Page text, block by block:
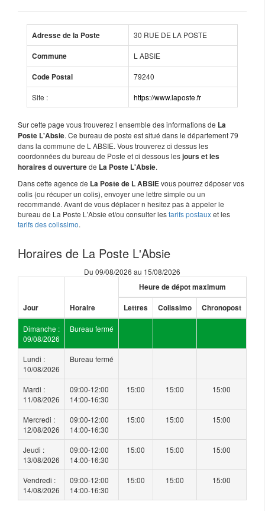
Adresse de la Poste 30 RUE DE LA POSTE
Commune L ABSIE
Code Postal 79240
Site : https://www.laposte.fr
Sur cette page vous trouverez l ensemble des informations de La
Poste L'Absie. Ce bureau de poste est situé dans le département 79
dans la commune de L ABSIE. Vous trouverez ci dessus les
coordonnées du bureau de Poste et ci dessous lesjours et les
horaires d ouverturede La Poste L'Absie.
Dans cette agence de La Poste de L ABSIEvous pourrez déposer vos
colis (ou récuper un colis), envoyer une lettre simple ou un
recommandé. Avant de vous déplacer n hesitez pas à appeler le
bureau de La Poste L'Absie et/ou consulter lestarifs postauxet les
tarifs des colissimo.
Horaires de La Poste L'Absie
Du 09/08/2026 au 15/08/2026
Jour Horaire
Heure de dépot maximum
Lettres Colissimo Chronopost
Dimanche :
09/08/2026
Bureau fermé
Lundi :
10/08/2026
Bureau fermé
Mardi :
11/08/2026
09:00-12:00
14:00-16:30
15:00 15:00 15:00
Mercredi :
12/08/2026
09:00-12:00
14:00-16:30
15:00 15:00 15:00
Jeudi :
13/08/2026
09:00-12:00
14:00-16:30
15:00 15:00 15:00
Vendredi :
14/08/2026
09:00-12:00
14:00-16:30
15:00 15:00 15:00